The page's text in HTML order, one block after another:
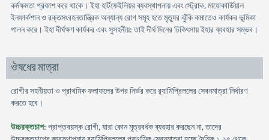
কর্মক্ষমতা প্রকাশ করে থাকে। ইহা হার্টফেইলিয়র ব্যবস্থাপনায় এবং স্ট্রোক, মায়োকার্ডিয়াল
ইনফার্কশান ও রক্তসংবহনতান্ত্রিক অন্যান্য রোগ সমূহ হতে মৃত্যুর ঝুঁকি কমাতেও কার্যকর ভূমিকা
পালন করে। ইহা দীর্ঘক্ষণ কার্যকর এবং সুসহনীয়: তাই দীর্ঘ দিনের চিকিৎসায় ইহার ব্যবহার সম্ভব।
ঔষধের মাত্রা
রোগীর সহনীয়তা ও প্রাথমিক ফলাফলের উপর নির্ভর করে র‍্যামিপ্রিললের সেবনমাত্রা নির্ধারণ
করতে হবে।
উচ্চরক্তচাপ: প্রাপ্তবয়স্ক রোগী, যারা কোন মূত্রবর্ধক ব্যবহার করছেন না, তাদের